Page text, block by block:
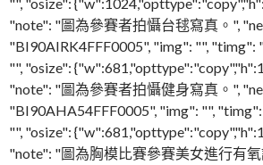
"note": "圖為參賽者拍懾台毬寫真。",
"BI90AIRK4FFF0005", "img": "", "timg":
"", "osize":
"note": "圖為參賽者拍懾健身寫真。",
"BI90AHA54FFF0005", "img": "",
"", "osize":
"note": "圖為胸模比賽參賽美女進行有